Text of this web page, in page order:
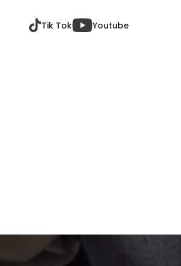
Tik Tok Youtube